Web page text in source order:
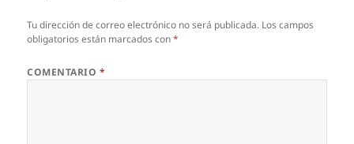
Tu dirección de correo electrónico no será publicada. Los campos
obligatorios están marcados con*
COMENTARIO *